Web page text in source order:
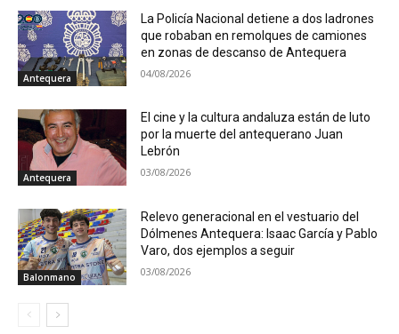
Antequera
La Policía Nacional detiene a dos ladrones
que robaban en remolques de camiones
en zonas de descanso de Antequera
04/08/2026
Antequera
El cine y la cultura andaluza están de luto
por la muerte del antequerano Juan
Lebrón
03/08/2026
Balonmano
Relevo generacional en el vestuario del
Dólmenes Antequera: Isaac García y Pablo
Varo, dos ejemplos a seguir
03/08/2026